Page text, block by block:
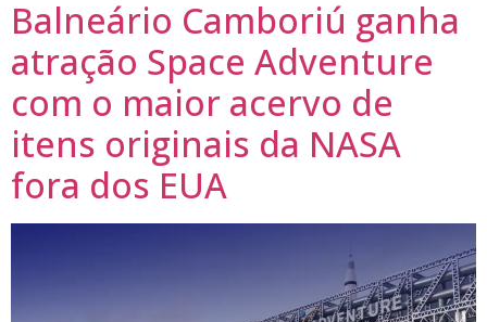
Balneário Camboriú ganha
atração Space Adventure
com o maior acervo de
itens originais da NASA
fora dos EUA